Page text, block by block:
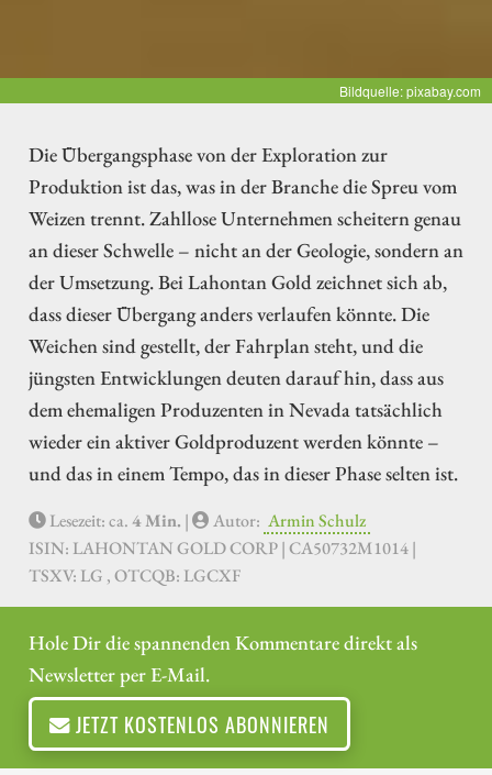
Bildquelle: pixabay.com
Die Übergangsphase von der Exploration zur
Produktion ist das, was in der Branche die Spreu vom
Weizen trennt. Zahllose Unternehmen scheitern genau
an dieser Schwelle – nicht an der Geologie, sondern an
der Umsetzung. Bei Lahontan Gold zeichnet sich ab,
dass dieser Übergang anders verlaufen könnte. Die
Weichen sind gestellt, der Fahrplan steht, und die
jüngsten Entwicklungen deuten darauf hin, dass aus
dem ehemaligen Produzenten in Nevada tatsächlich
wieder ein aktiver Goldproduzent werden könnte –
und das in einem Tempo, das in dieser Phase selten ist.
Lesezeit: ca.4 Min. | Autor: Armin Schulz
ISIN: LAHONTAN GOLD CORP | CA50732M1014 |
TSXV: LG , OTCQB: LGCXF
Hole Dir die spannenden Kommentare direkt als
Newsletter per E-Mail.
JETZT KOSTENLOS ABONNIEREN